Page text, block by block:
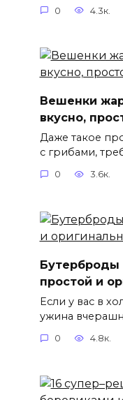
0 4.3к.
Вешенки
вкусно,
Даже такое
с грибами,
0 3.6к.
Бутерброды
простой и
Если у вас в
ужина
0 4.8к.